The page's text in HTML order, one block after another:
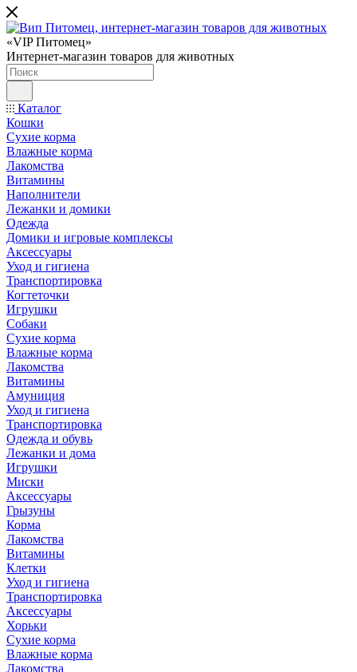
«VIP Питомец»
Интернет-магазин товаров для животных
Каталог
Кошки
Сухие корма
Влажные корма
Лакомства
Витамины
Наполнители
Лежанки и домики
Одежда
Домики и игровые комплексы
Аксессуары
Уход и гигиена
Транспортировка
Когтеточки
Игрушки
Собаки
Сухие корма
Влажные корма
Лакомства
Витамины
Амуниция
Уход и гигиена
Транспортировка
Одежда и обувь
Лежанки и дома
Игрушки
Миски
Аксессуары
Грызуны
Корма
Лакомства
Витамины
Клетки
Уход и гигиена
Транспортировка
Аксессуары
Хорьки
Сухие корма
Влажные корма
Лакомства